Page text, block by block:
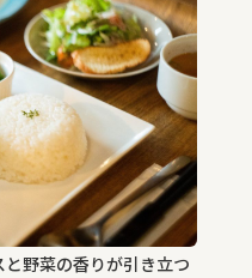
野菜の香りが引き立つ